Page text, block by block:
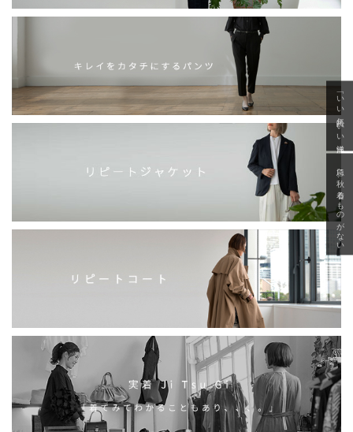
「いい年齢 いい洋服」
急に秋、着るものがない